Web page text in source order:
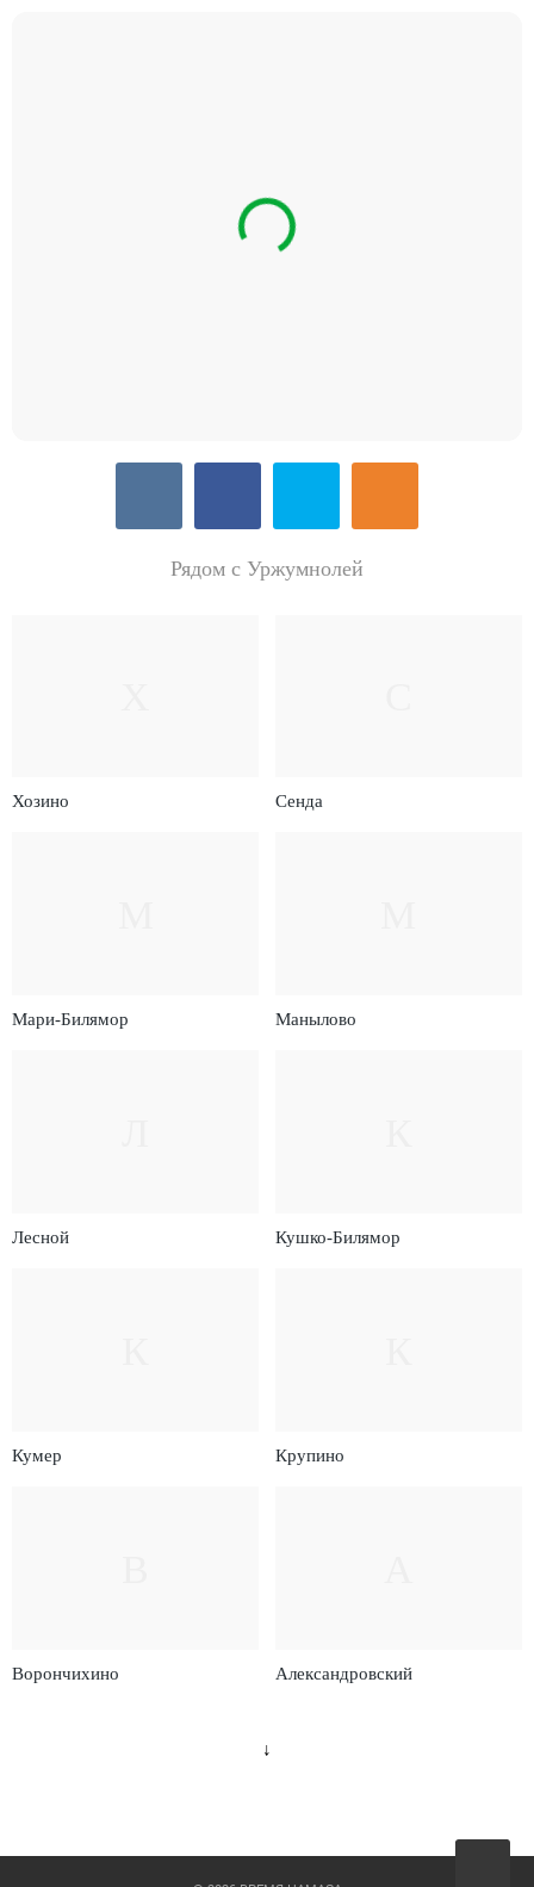
Рядом с Уржумнолей
Хозино Сенда
Мари-Билямор Манылово
Лесной Кушко-Билямор
Кумер Крупино
Ворончихино Александровский
↓